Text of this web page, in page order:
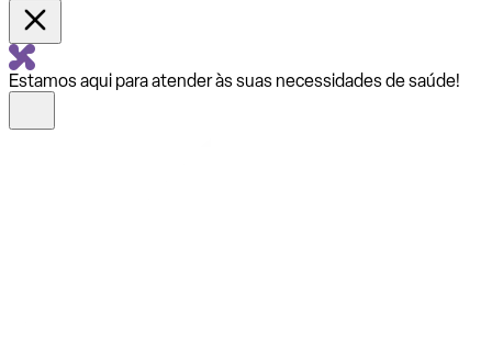
Estamos aqui para atender às suas necessidades de saúde!